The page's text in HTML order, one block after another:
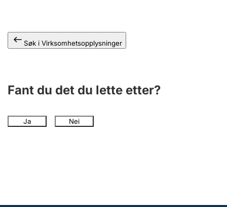
Søk i Virksomhetsopplysninger
Fant du det du lette etter?
Ja Nei